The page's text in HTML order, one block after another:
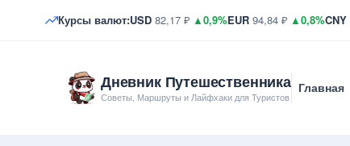
Курсы валют:USD 82,17 ₽ ▲0,9%EUR 94,84 ₽ ▲0,8%CNY
Дневник Путешественника
Советы, Маршруты и Лайфхаки для Туристов
Главная